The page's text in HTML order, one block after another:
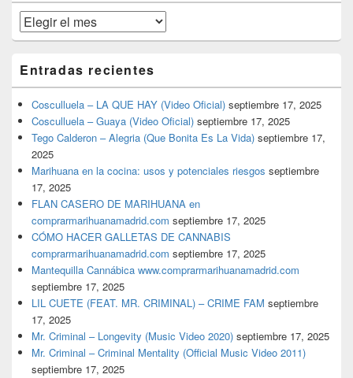
Archivos
Entradas recientes
Cosculluela – LA QUE HAY (Video Oficial) septiembre 17, 2025
Cosculluela – Guaya (Video Oficial) septiembre 17, 2025
Tego Calderon – Alegria (Que Bonita Es La Vida) septiembre 17,
2025
Marihuana en la cocina: usos y potenciales riesgos septiembre
17, 2025
FLAN CASERO DE MARIHUANA en
comprarmarihuanamadrid.com septiembre 17, 2025
CÓMO HACER GALLETAS DE CANNABIS
comprarmarihuanamadrid.com septiembre 17, 2025
Mantequilla Cannábica www.comprarmarihuanamadrid.com
septiembre 17, 2025
LIL CUETE (FEAT. MR. CRIMINAL) – CRIME FAM septiembre
17, 2025
Mr. Criminal – Longevity (Music Video 2020) septiembre 17, 2025
Mr. Criminal – Criminal Mentality (Official Music Video 2011)
septiembre 17, 2025